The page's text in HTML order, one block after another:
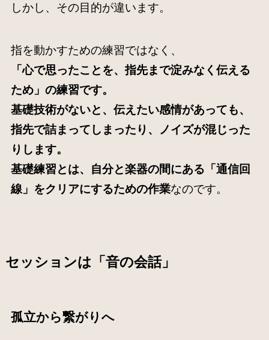
しかし、その目的が違います。
指を動かすための練習ではなく、
「心で思ったことを、指先まで淀みなく伝える
ため」の練習です。
基礎技術がないと、伝えたい感情があっても、
指先で詰まってしまったり、ノイズが混じった
りします。
基礎練習とは、自分と楽器の間にある「通信回
線」をクリアにするための作業なのです。
セッションは「音の会話」
孤立から繋がりへ